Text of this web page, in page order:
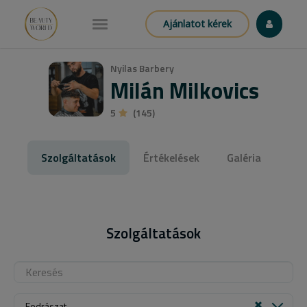
Ajánlatot kérek
Nyilas Barbery
Milán Milkovics
5 (145)
Szolgáltatások Értékelések Galéria
Szolgáltatások